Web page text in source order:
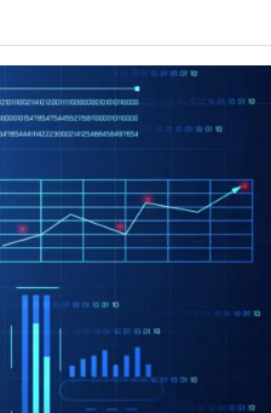
blockchain D Data Protection